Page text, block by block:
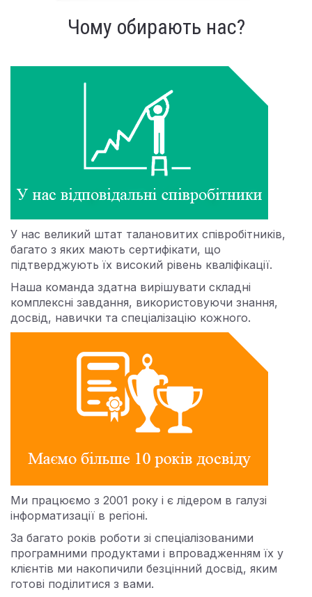
Чому обирають нас?
У нас великий штат талановитих співробітників,
багато з яких мають сертифікати, що
підтверджують їх високий рівень кваліфікації.
Наша команда здатна вирішувати складні
комплексні завдання, використовуючи знання,
досвід, навички та спеціалізацію кожного.
Ми працюємо з 2001 року і є лідером в галузі
інформатизації в регіоні.
За багато років роботи зі спеціалізованими
програмними продуктами і впровадженням їх у
клієнтів ми накопичили безцінний досвід, яким
готові поділитися з вами.